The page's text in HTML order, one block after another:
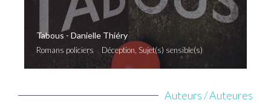
Tabous - Danielle Thiéry
Romans policiers Déception, Sujet(s) sensible(s)
Auteurs / Auteures